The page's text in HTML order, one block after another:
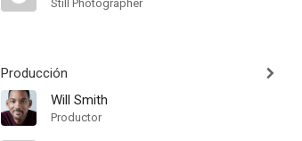
Still Photographer
Producción
Will Smith
Productor